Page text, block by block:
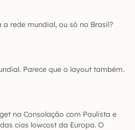
rede mundial, ou só no Brasil?
Parece que o layout também.
na Consolação com Paulista e
cias lowcost da Europa. O